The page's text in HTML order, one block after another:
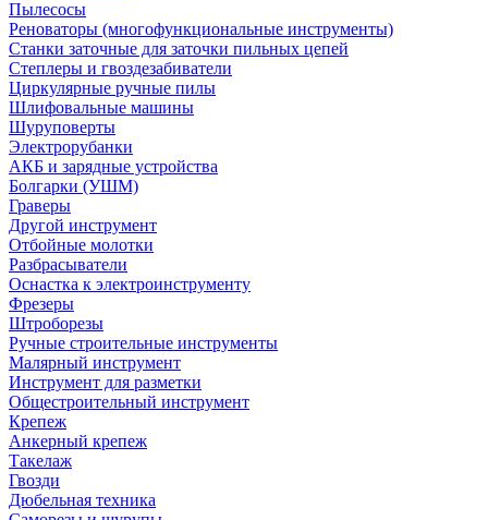
Пылесосы
Реноваторы (многофункциональные инструменты)
Станки заточные для заточки пильных цепей
Степлеры и гвоздезабиватели
Циркулярные ручные пилы
Шлифовальные машины
Шуруповерты
Электрорубанки
АКБ и зарядные устройства
Болгарки (УШМ)
Граверы
Другой инструмент
Отбойные молотки
Разбрасыватели
Оснастка к электроинструменту
Фрезеры
Штроборезы
Ручные строительные инструменты
Малярный инструмент
Инструмент для разметки
Общестроительный инструмент
Крепеж
Анкерный крепеж
Такелаж
Гвозди
Дюбельная техника